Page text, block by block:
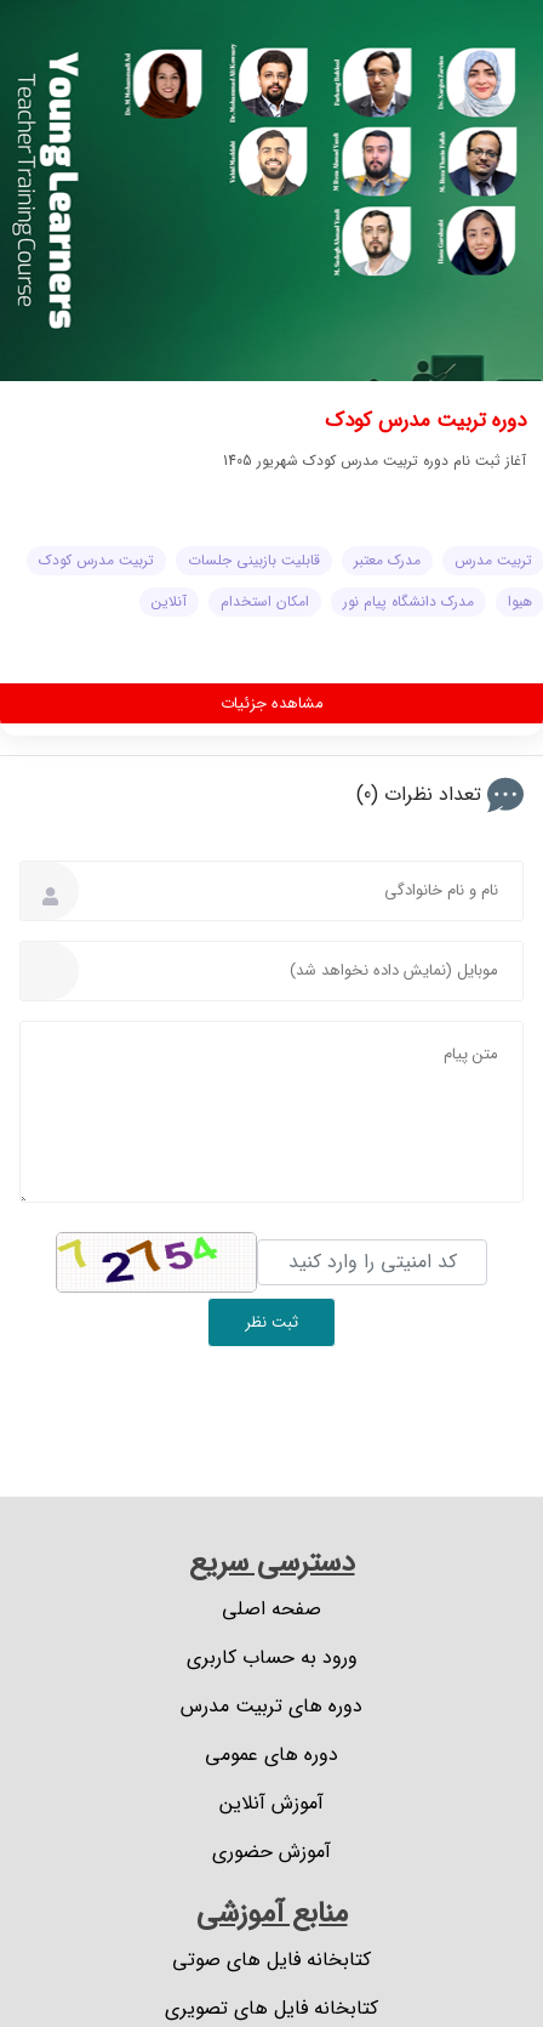
دوره تربیت مدرس کودک
آغاز ثبت نام دوره تربیت مدرس کودک شهریور 1405
تربیت مدرس مدرک معتبر قابلیت بازبینی جلسات
تربیت مدرس کودک
هیوا
مدرک دانشگاه پیام نور امکان استخدام آنلاین
مشاهده جزئیات
تعداد نظرات (0)
ثبت نظر
دسترسی سریع
صفحه اصلی
ورود به حساب کاربری
دوره های تربیت مدرس
دوره های عمومی
آموزش آنلاین
آموزش حضوری
منابع آموزشی
کتابخانه فایل های صوتی
کتابخانه فایل های تصویری